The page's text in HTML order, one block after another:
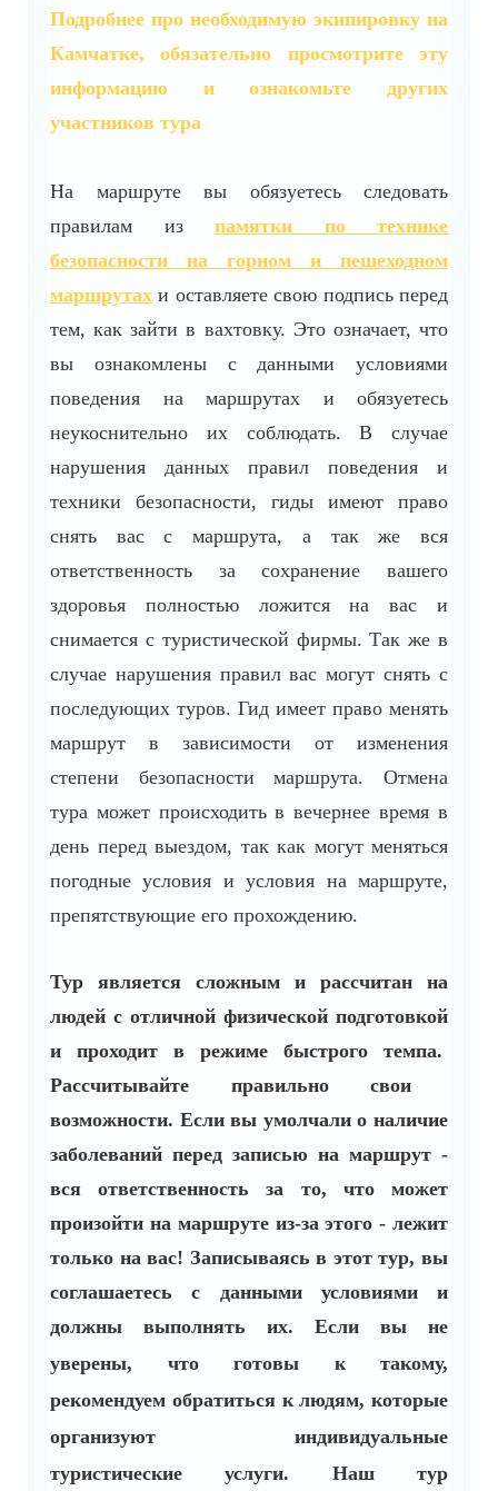
Подробнее про необходимую экипировку на
Камчатке, обязательно просмотрите эту
информацию и ознакомьте других
участников тура
На маршруте вы обязуетесь следовать
правилам из памятки по технике
безопасности на горном и пешеходном
маршрутах и оставляете свою подпись перед
тем, как зайти в вахтовку. Это означает, что
вы ознакомлены с данными условиями
поведения на маршрутах и обязуетесь
неукоснительно их соблюдать. В случае
нарушения данных правил поведения и
техники безопасности, гиды имеют право
снять вас с маршрута, а так же вся
ответственность за сохранение вашего
здоровья полностью ложится на вас и
снимается с туристической фирмы. Так же в
случае нарушения правил вас могут снять с
последующих туров. Гид имеет право менять
маршрут в зависимости от изменения
степени безопасности маршрута. Отмена
тура может происходить в вечернее время в
день перед выездом, так как могут меняться
погодные условия и условия на маршруте,
препятствующие его прохождению.
Тур является сложным и рассчитан на
людей с отличной физической подготовкой
и проходит в режиме быстрого темпа.
Рассчитывайте правильно свои
возможности. Если вы умолчали о наличие
заболеваний перед записью на маршрут -
вся ответственность за то, что может
произойти на маршруте из-за этого - лежит
только на вас! Записываясь в этот тур, вы
соглашаетесь с данными условиями и
должны выполнять их. Если вы не
уверены, что готовы к такому,
рекомендуем обратиться к людям, которые
организуют индивидуальные
туристические услуги. Наш тур